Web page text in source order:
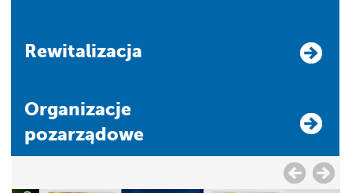
Rewitalizacja
Organizacje
pozarządowe